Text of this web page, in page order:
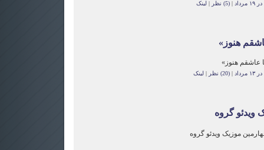
|(5) نظر | لینک
هنوز»
عاشقم هنوز»
|(20) نظر | لینک
ویدئو گروه
موزیک ویدئو گروه